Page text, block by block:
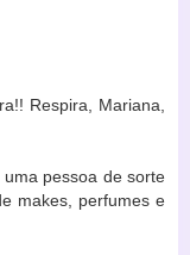
Respira, Mariana,
pessoa de sorte
makes, perfumes e